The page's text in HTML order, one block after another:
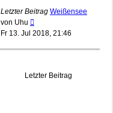
Letzter Beitrag Weißensee
von Uhu
Beitrag
Fr 13. Jul 2018, 21:46
Letzter Beitrag